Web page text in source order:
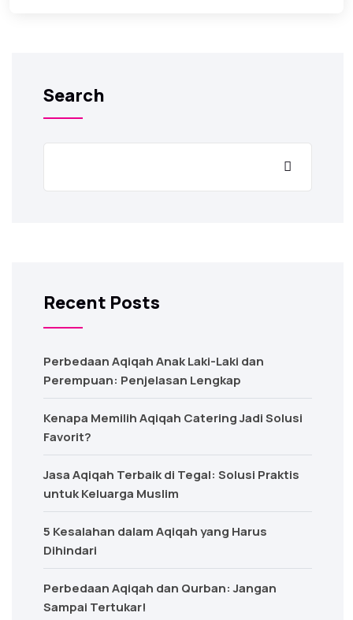
Search
Recent Posts
Perbedaan Aqiqah Anak Laki-Laki dan
Perempuan: Penjelasan Lengkap
Kenapa Memilih Aqiqah Catering Jadi Solusi
Favorit?
Jasa Aqiqah Terbaik di Tegal: Solusi Praktis
untuk Keluarga Muslim
5 Kesalahan dalam Aqiqah yang Harus
Dihindari
Perbedaan Aqiqah dan Qurban: Jangan
Sampai Tertukar!